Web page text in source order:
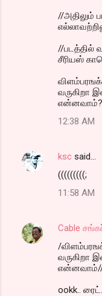
//அதிலும்
//படத்தில்
சீரியஸ்
வருகிறா
என்னவாம்?
12:38 AM
ksc said…
(((((((((;
11:58 AM
Cable
/
வருகிறா
ookk..